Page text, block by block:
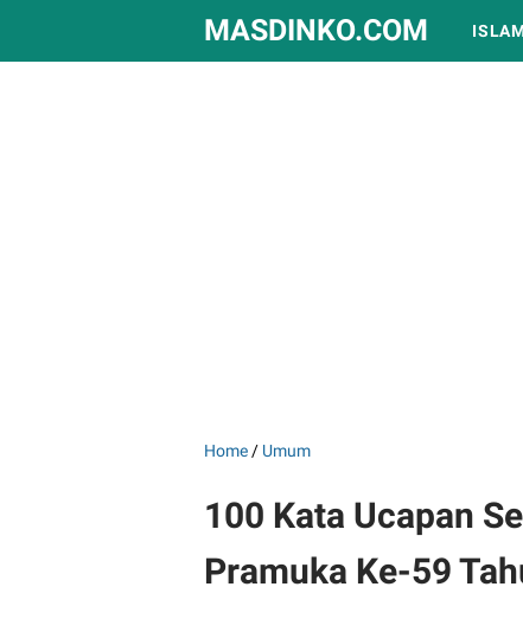
MASDINKO.COM
Home / Umum
100 Kata Ucapan
Pramuka Ke-59